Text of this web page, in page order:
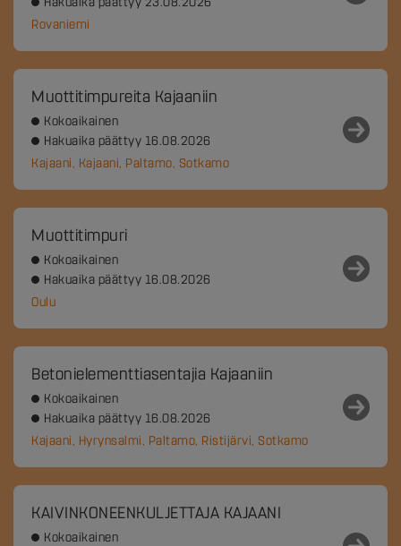
Rovaniemi
Muottitimpureita Kajaaniin
Kokoaikainen
Hakuaika päättyy 16.08.2026
Kajaani, Kajaani, Paltamo, Sotkamo
Muottitimpuri
Kokoaikainen
Hakuaika päättyy 16.08.2026
Oulu
Betonielementtiasentajia Kajaaniin
Kokoaikainen
Hakuaika päättyy 16.08.2026
Kajaani, Hyrynsalmi, Paltamo, Ristijärvi, Sotkamo
KAIVINKONEENKULJETTAJA KAJAANI
Kokoaikainen